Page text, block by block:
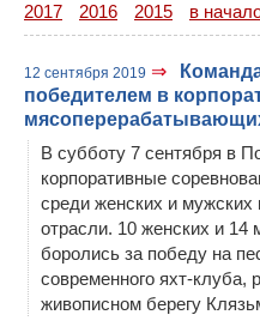
2017
2016 2015 в
12 сентября 2019 ⇒
победителем в
В субботу 7 сентября в
корпоративные
среди женских и
отрасли. 10 женских и 14
боролись за победу на
современного яхт-клуба,
живописном берегу